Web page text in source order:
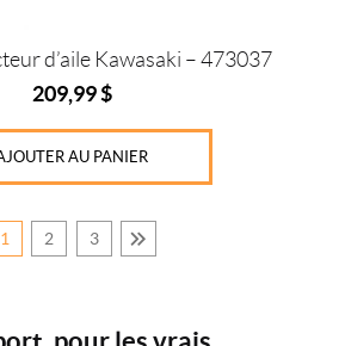
d’aile Kawasaki – 473037
209,99$
AU PANIER
1 2 3